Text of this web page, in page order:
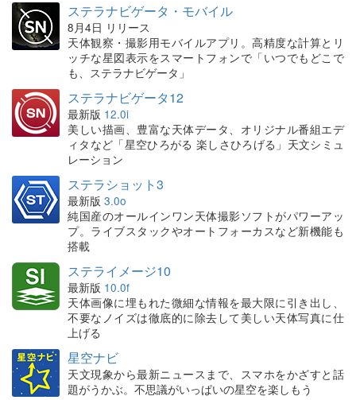
ステラナビゲータ・モバイル
8月4日 リリース
天体観察・撮影用モバイルアプリ。高精度な計算とリ
ッチな星図表示をスマートフォンで「いつでもどこで
も、ステラナビゲータ」
ステラナビゲータ12
最新版 12.0i
美しい描画、豊富な天体データ、オリジナル番組エデ
ィタなど「星空ひろがる 楽しさひろげる」天文シミュ
レーション
ステラショット3
最新版 3.0o
純国産のオールインワン天体撮影ソフトがパワーアッ
プ。ライブスタックやオートフォーカスなど新機能も
搭載
ステライメージ10
最新版 10.0f
天体画像に埋もれた微細な情報を最大限に引き出し、
不要なノイズは徹底的に除去して美しい天体写真に仕
上げる
星空ナビ
天文現象から最新ニュースまで、スマホをかざすと話
題がうかぶ。不思議がいっぱいの星空を楽しもう